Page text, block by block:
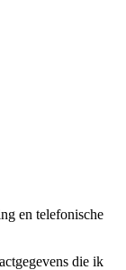
en telefonische
die ik